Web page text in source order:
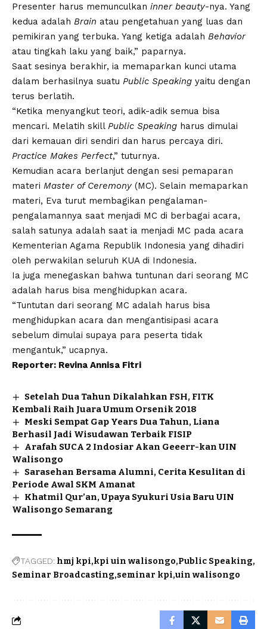
Presenter harus memunculkan inner beauty-nya. Yang
kedua adalah Brain atau pengetahuan yang luas dan
pemikiran yang terbuka. Yang ketiga adalah Behavior
atau tingkah laku yang baik,” paparnya.
Saat sesinya berakhir, ia memaparkan kunci utama
dalam berhasilnya suatu Public Speaking yaitu dengan
terus berlatih.
“Ketika menyangkut teori, adik-adik semua bisa
mencari. Melatih skill Public Speaking harus dimulai
dari kemauan diri sendiri dan harus percaya diri.
Practice Makes Perfect,” tuturnya.
Kemudian acara berlanjut dengan sesi pemaparan
materi Master of Ceremony (MC). Selain memaparkan
materi, Eva turut membagikan pengalaman-
pengalamannya saat menjadi MC di berbagai acara,
salah satunya adalah saat ia menjadi MC pada acara
Kementerian Agama Republik Indonesia yang dihadiri
oleh perwakilan seluruh KUA di Indonesia.
Ia juga menegaskan bahwa tuntunan dari seorang MC
adalah harus bisa menghidupkan acara.
“Tuntutan dari seorang MC adalah harus bisa
menghidupkan acara dan mengantisipasi acara
sebelum dimulai supaya para peserta tidak
mengantuk,” ucapnya.
Reporter: Revina Annisa Fitri
Setelah Dua Tahun Dikalahkan FSH, FITK
Kembali Raih Juara Umum Orsenik 2018
Meski Sempat Gap Years Dua Tahun, Liana
Berhasil Jadi Wisudawan Terbaik FISIP
Arafah SUCA 2 Indosiar Akan Geeerr-kan UIN
Walisongo
Sarasehan Bersama Alumni, Cerita Kesulitan di
Periode Awal SKM Amanat
Khatmil Qur’an, Upaya Syukuri Usia Baru UIN
Walisongo Semarang
TAGGED: hmj kpi kpi uin walisongo Public Speaking
Seminar Broadcasting seminar kpi uin walisongo